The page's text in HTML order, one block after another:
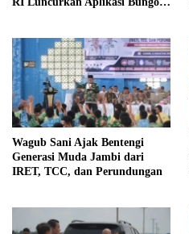
Wagub Sani Ajak Bentengi
Generasi Muda Jambi dari
IRET, TCC, dan Perundungan